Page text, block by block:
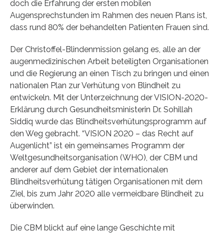
doch die Erfahrung der ersten mobilen
Augensprechstunden im Rahmen des neuen Plans ist,
dass rund 80% der behandelten Patienten Frauen sind.
Der Christoffel-Blindenmission gelang es, alle an der
augenmedizinischen Arbeit beteiligten Organisationen
und die Regierung an einen Tisch zu bringen und einen
nationalen Plan zur Verhütung von Blindheit zu
entwickeln. Mit der Unterzeichnung der VISION-2020-
Erklärung durch Gesundheitsministerin Dr. Sohillah
Siddiq wurde das Blindheitsverhütungsprogramm auf
den Weg gebracht. “VISION 2020 – das Recht auf
Augenlicht” ist ein gemeinsames Programm der
Weltgesundheitsorganisation (WHO), der CBM und
anderer auf dem Gebiet der internationalen
Blindheitsverhütung tätigen Organisationen mit dem
Ziel, bis zum Jahr 2020 alle vermeidbare Blindheit zu
überwinden.
Die CBM blickt auf eine lange Geschichte mit